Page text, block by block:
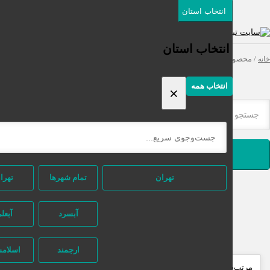
انتخاب استان
انتخاب استان
انتخاب همه ×
تهران تمام شهر‌ها تهران
ارجمند اسلامشهر
برچسب خورده “چسب مژه مقاوم”
جستجو